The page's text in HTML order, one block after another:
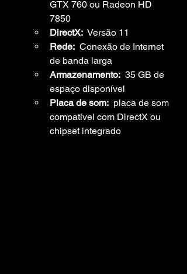
GTX 760 ou Radeon HD
7850
DirectX: Versão 11
Rede: Conexão de Internet
de banda larga
Armazenamento: 35 GB de
espaço disponível
Placa de som: placa de som
compatível com DirectX ou
chipset integrado